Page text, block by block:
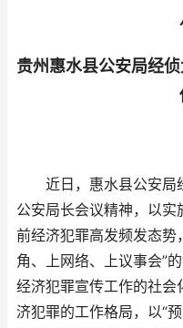
贵州惠水县公安局经
近日，惠水县公安局
公安局长会议精神，以实
前经济犯罪高发频发态势
角、上网络、上议事会”
经济犯罪宣传工作的社
济犯罪的工作格局，以“